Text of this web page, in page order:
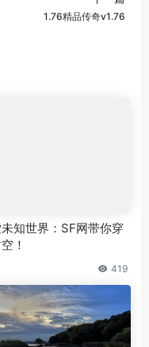
1.76精品传奇v1.76
知世界：SF网带你穿
！
419